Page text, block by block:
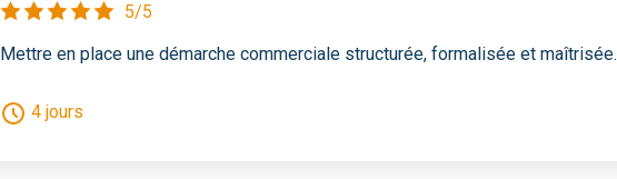
5/5
Mettre en place une démarche commerciale structurée, formalisée et maîtrisée.
4 jours